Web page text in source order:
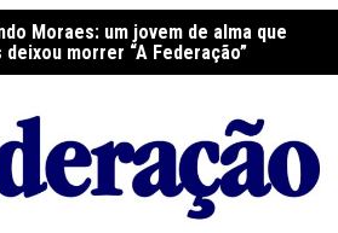
Moraes: um jovem de alma que
deixou morrer “A Federação”